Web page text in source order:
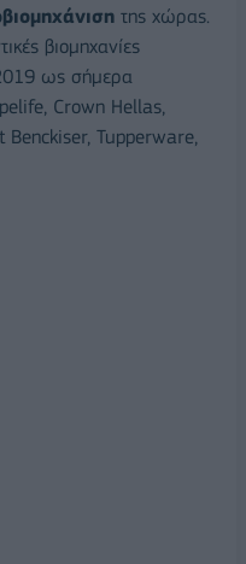
της χώρας.
βιομηχανίες
ως σήμερα
Crown Hellas,
Benckiser, Tupperware,